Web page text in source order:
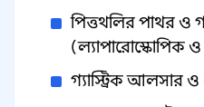
পিত্তথলির পাথর ও
(ল্যাপারোস্কোপিক
গ্যাস্ট্রিক আলসার